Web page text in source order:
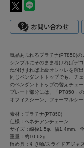
気品あふれるプラチナ(PT850)の
シンプルにそのまま着ければデ
ね付けすれば上級オシャレを演出
同じペンダントトップでも、チ
のペンダントトップの替えチェー
プレート部分には、「PT850」
オフィスシーン、フォーマルシ
素材：プラチナ(PT850)
仕様：ベネチアンチェーン
サイズ：線径1.5φ、幅1.4mm、
重量：約10.62g
留め具：引き輪/スライドアジャ